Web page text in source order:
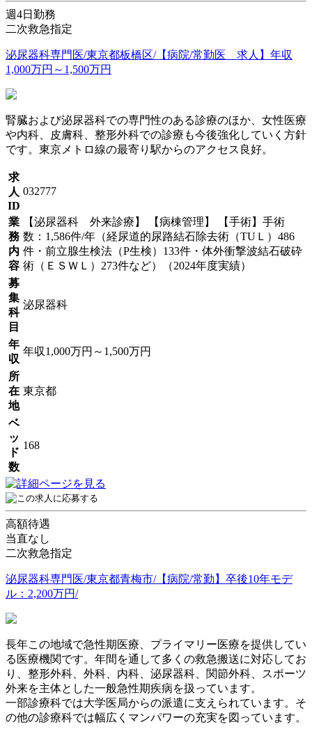
週4日勤務
二次救急指定
泌尿器科専門医/東京都板橋区/【病院/常勤医 求人】年収
1,000万円～1,500万円
腎臓および泌尿器科での専門性のある診療のほか、女性医療
や内科、皮膚科、整形外科での診療も今後強化していく方針
です。東京メトロ線の最寄り駅からのアクセス良好。
求
人
ID
032777
業
務
内
容
【泌尿器科 外来診療】 【病棟管理】 【手術】手術
数：1,586件/年（経尿道的尿路結石除去術（TUＬ）486
件・前立腺生検法（P生検）133件・体外衝撃波結石破砕
術（ＥＳＷＬ）273件など）（2024年度実績）
募
集
科
目
泌尿器科
年
収
年収1,000万円～1,500万円
所
在
地
東京都
ベ
ッ
ド
数
168
高額待遇
当直なし
二次救急指定
泌尿器科専門医/東京都青梅市/【病院/常勤】卒後10年モデ
ル：2,200万円/
長年この地域で急性期医療、プライマリー医療を提供してい
る医療機関です。年間を通して多くの救急搬送に対応してお
り、整形外科、外科、内科、泌尿器科、関節外科、スポーツ
外来を主体とした一般急性期疾病を扱っています。
一部診療科では大学医局からの派遣に支えられています。そ
の他の診療科では幅広くマンパワーの充実を図っています。